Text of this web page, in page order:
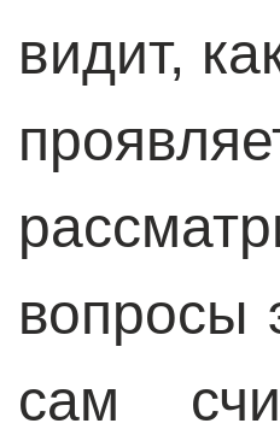
видит,
вопросы
сам